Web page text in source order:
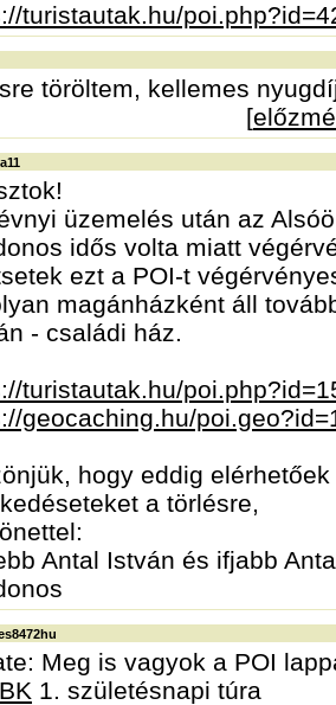
turistautak.hu/
töröltem, kellemes
[
üzemelés után az
idős volta miatt
ezt a POI-t
magánházként áll
- családi ház.
turistautak.hu/
geocaching.hu/
hogy eddig
a törlésre,
Antal István és ifjabb
Meg is vagyok a POI
1. születésnapi túra